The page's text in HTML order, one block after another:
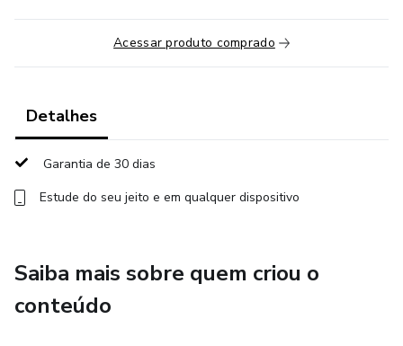
Essa não é uma assinatura para quem quer só ver aulas.
perceber melhor o que ouve, criar com mais consciência e
desenvolver liberdade musical de verdade.
Acessar produto comprado
Detalhes
Garantia de 30 dias
Estude do seu jeito e em qualquer dispositivo
Saiba mais sobre quem criou o
conteúdo